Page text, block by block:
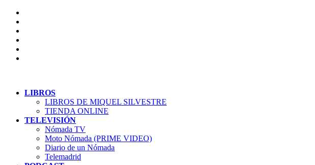
LIBROS
LIBROS DE MIQUEL SILVESTRE
TIENDA ONLINE
TELEVISIÓN
Nómada TV
Moto Nómada (PRIME VIDEO)
Diario de un Nómada
Telemadrid